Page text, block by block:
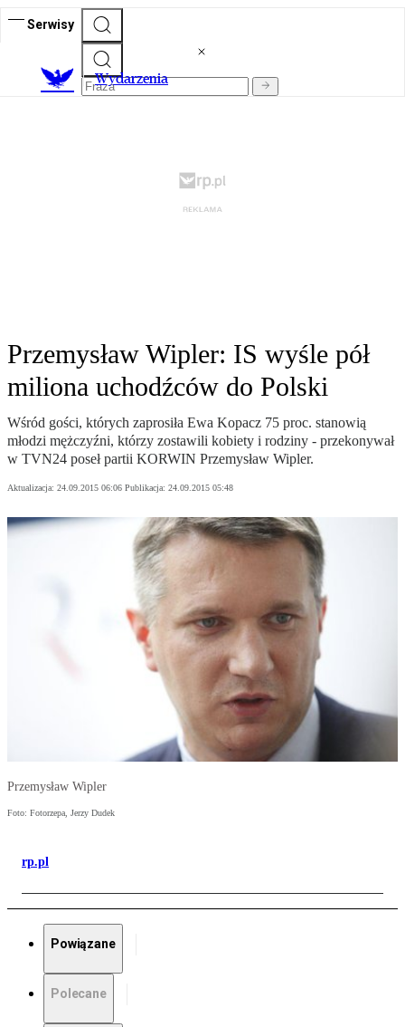
Serwisy
Wydarzenia
Przemysław Wipler: IS wyśle pół
miliona uchodźców do Polski
Wśród gości, których zaprosiła Ewa Kopacz 75 proc. stanowią
młodzi mężczyźni, którzy zostawili kobiety i rodziny - przekonywał
w TVN24 poseł partii KORWIN Przemysław Wipler.
Aktualizacja: 24.09.2015 06:06 Publikacja: 24.09.2015 05:48
Przemysław Wipler
Foto: Fotorzepa, Jerzy Dudek
rp.pl
Powiązane
Polecane